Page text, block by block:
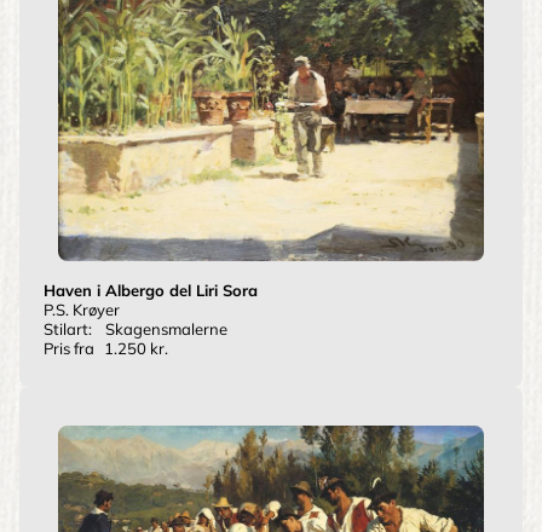
Haven i Albergo del Liri Sora
P.S. Krøyer
Stilart:
Skagensmalerne
Pris fra
1.250 kr.